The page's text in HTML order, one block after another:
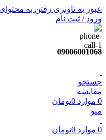
عبور به ناوبری رفتن به
ورود / ثبت نام
09006001068
جستجو
مقایسه
0 موارد 0تومان
منو
0 موارد 0تومان